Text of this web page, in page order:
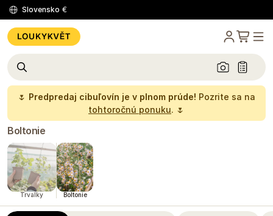
Slovensko €
🌷 Predpredaj cibuľovín je v plnom prúde! Pozrite sa na
tohtoročnú ponuku. 🌷
Boltonie
Trvalky Boltonie